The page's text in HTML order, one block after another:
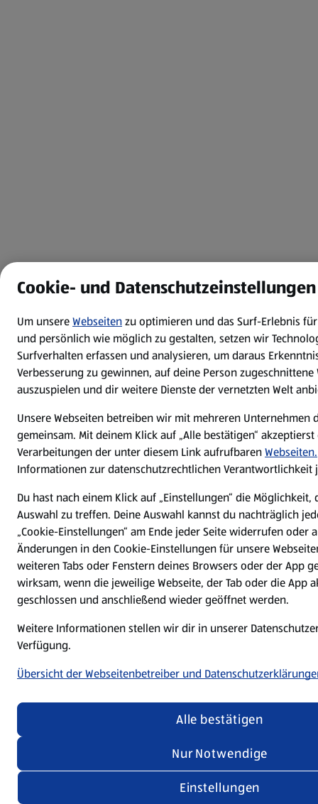
Cookie- und Datenschutzeinstellungen
Um unsereWebseitenzu optimieren und das Surf-Erlebnis
und persönlich wie möglich zu gestalten, setzen wir
Surfverhalten erfassen und analysieren, um daraus
Verbesserung zu gewinnen, auf deine Person zugeschnittene
auszuspielen und dir weitere Dienste der vernetzten Welt
Unsere Webseiten betreiben wir mit mehreren Unternehmen
gemeinsam. Mit deinem Klick auf „Alle bestätigen“
Verarbeitungen der unter diesem Link aufrufbarenWebseiten.
Informationen zur datenschutzrechtlichen Verantwortlichkeit
Du hast nach einem Klick auf „Einstellungen“ die
Auswahl zu treffen. Deine Auswahl kannst du nachträglich
„Cookie-Einstellungen“ am Ende jeder Seite widerrufen oder
Änderungen in den Cookie-Einstellungen für unsere
weiteren Tabs oder Fenstern deines Browsers oder der App
wirksam, wenn die jeweilige Webseite, der Tab oder die App
geschlossen und anschließend wieder geöffnet werden.
Weitere Informationen stellen wir dir in unserer
Verfügung.
Übersicht der Webseitenbetreiber und
Einstellungen
Nur Notwendige
Alle bestätigen